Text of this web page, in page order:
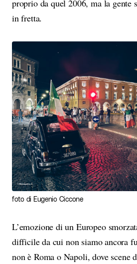
proprio da quel 2006, ma la gente
in fretta.
foto di Eugenio Ciccone
L’emozione di un Europeo
difficile da cui non siamo ancora
non è Roma o Napoli, dove